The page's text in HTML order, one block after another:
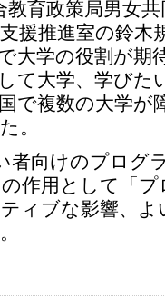
教育政策局男女
援推進室の鈴木
大学の役割が期
て大学、学びた
で複数の大学が
。
者向けのプログ
作用として「
ィブな影響、